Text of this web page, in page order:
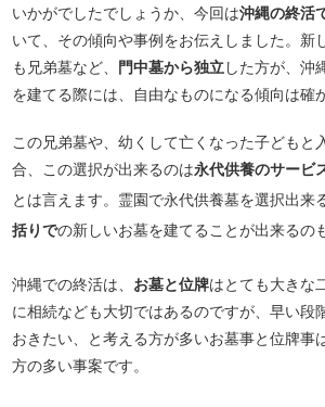
いかがでしたでしょうか、今回は沖縄の終活
いて、その傾向や事例をお伝えしました。新
も兄弟墓など、
門中墓から独立した方が、沖
を建てる際には、自由なものになる傾向は確
この兄弟墓や、幼くして亡くなった子どもと
合、この選択が出来るのは永代供養のサービ
とは言えます。霊園で永代供養墓を選択出来
括りでの新しいお墓を建てることが出来るの
沖縄での終活は、 お墓と位牌はとても大きな
に相続なども大切ではあるのですが、早い段
おきたい、と考える方が多いお墓事と位牌事
方の多い事案です。